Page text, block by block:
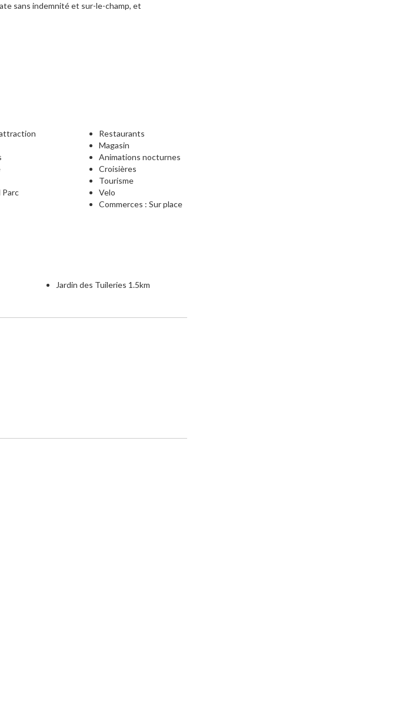
sans indemnité et sur-le-champ, et
Parc
Restaurants
Magasin
Animations nocturnes
Croisières
Tourisme
Velo
Commerces : Sur place
Jardin des Tuileries 1.5km